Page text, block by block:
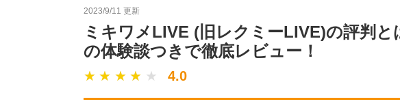
2023/9/11 更新
ミキワメLIVE (旧レクミーLIVE)の評判と
の体験談つきで徹底レビュー！
★ ★ ★ ★ ★
★ ★ ★ ★ ★ 4.0